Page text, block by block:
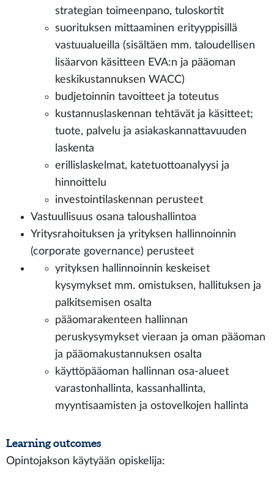
strategian toimeenpano, tuloskortit
suorituksen mittaaminen erityyppisillä
vastuualueilla (sisältäen mm. taloudellisen
lisäarvon käsitteen EVA:n ja pääoman
keskikustannuksen WACC)
budjetoinnin tavoitteet ja toteutus
kustannuslaskennan tehtävät ja käsitteet;
tuote, palvelu ja asiakaskannattavuuden
laskenta
erillislaskelmat, katetuottoanalyysi ja
hinnoittelu
investointilaskennan perusteet
Vastuullisuus osana taloushallintoa
Yritysrahoituksen ja yrityksen hallinnoinnin
(corporate governance) perusteet
yrityksen hallinnoinnin keskeiset
kysymykset mm. omistuksen, hallituksen ja
palkitsemisen osalta
pääomarakenteen hallinnan
peruskysymykset vieraan ja oman pääoman
ja pääomakustannuksen osalta
käyttöpääoman hallinnan osa-alueet
varastonhallinta, kassanhallinta,
myyntisaamisten ja ostovelkojen hallinta
Learning outcomes
Opintojakson käytyään opiskelija: